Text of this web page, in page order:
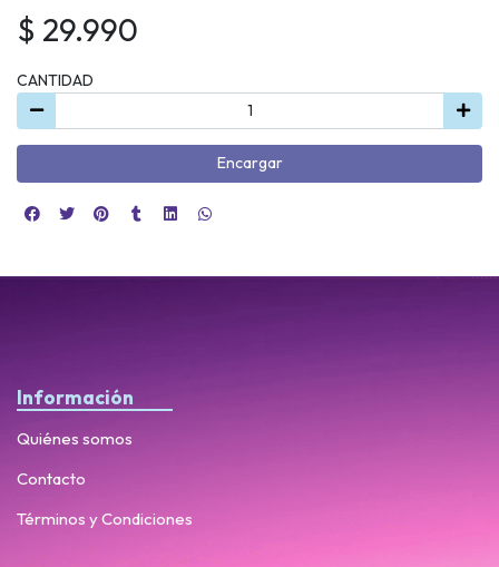
$ 29.990
CANTIDAD
Encargar
Información
Quiénes somos
Contacto
Términos y Condiciones